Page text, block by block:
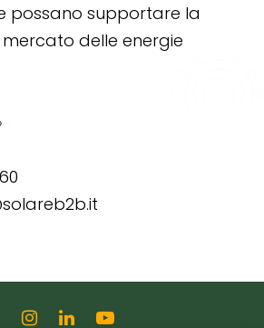
possano supportare la
delle energie